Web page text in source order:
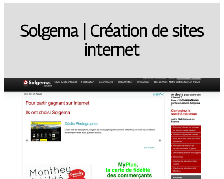
Solgema | Création de sites
internet